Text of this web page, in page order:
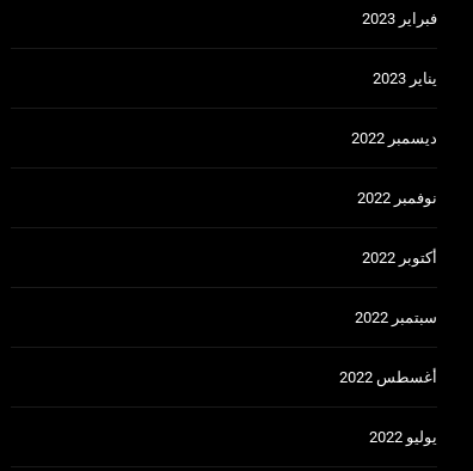
فبراير 2023
يناير 2023
ديسمبر 2022
نوفمبر 2022
أكتوبر 2022
سبتمبر 2022
أغسطس 2022
يوليو 2022